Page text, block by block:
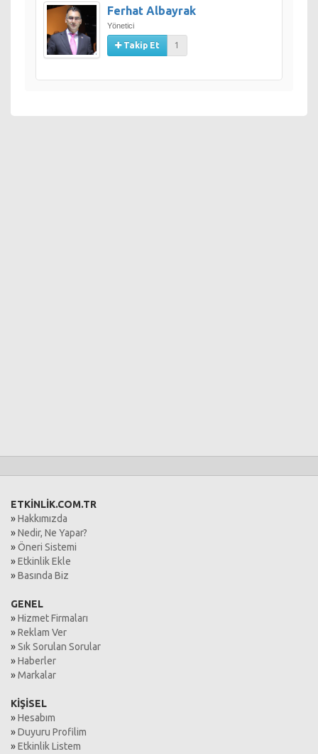
Ferhat Albayrak
Yönetici
Takip Et 1
ETKİNLİK.COM.TR
»Hakkımızda
»Nedir, Ne Yapar?
»Öneri Sistemi
»Etkinlik Ekle
»Basında Biz
GENEL
»Hizmet Firmaları
»Reklam Ver
»Sık Sorulan Sorular
»Haberler
»Markalar
KİŞİSEL
»Hesabım
»Duyuru Profilim
»Etkinlik Listem